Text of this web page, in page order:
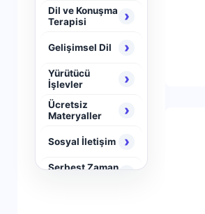
Dil ve Konuşma
Terapisi
›
Gelişimsel Dil ›
Yürütücü
İşlevler
›
Ücretsiz
Materyaller
›
Sosyal İletişim ›
Serbest Zaman